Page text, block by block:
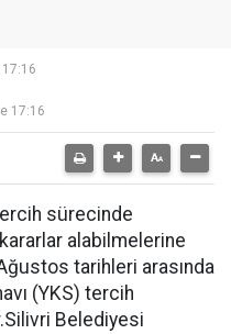
17:16
sürecinde
alabilmelerine
tarihleri arasında
(YKS) tercih
Belediyesi